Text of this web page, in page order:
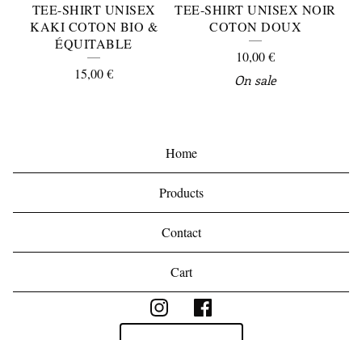
TEE-SHIRT UNISEX
KAKI COTON BIO &
ÉQUITABLE
15,00€
TEE-SHIRT UNISEX NOIR
COTON DOUX
10,00€
On sale
Home
Products
Contact
Cart